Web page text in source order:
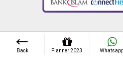
Copyright © 2021 One